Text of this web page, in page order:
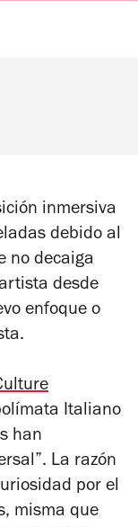
inmersiva
debido al
no decaiga
desde
enfoque o
Italiano
han
La razón
por el
misma que